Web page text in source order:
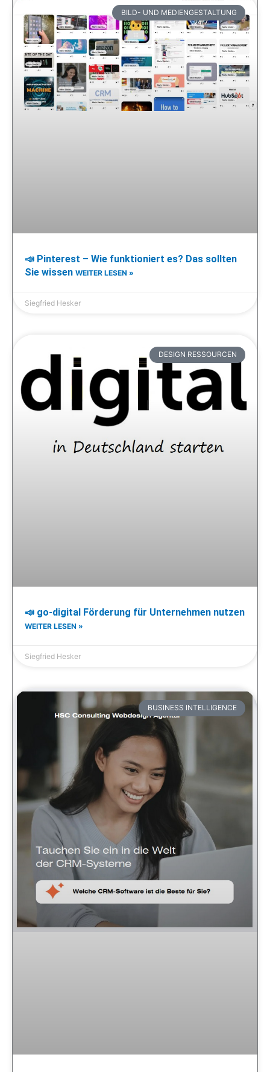
BILD- UND MEDIENGESTALTUNG
📣 Pinterest – Wie funktioniert es? Das sollten
Sie wissen WEITER LESEN »
Siegfried Hesker
DESIGN RESSOURCEN
📣 go-digital Förderung für Unternehmen nutzen
WEITER LESEN »
Siegfried Hesker
BUSINESS INTELLIGENCE